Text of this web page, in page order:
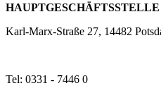
Karl-Marx-Straße 27, 14482
Tel: 0331 - 7446 0